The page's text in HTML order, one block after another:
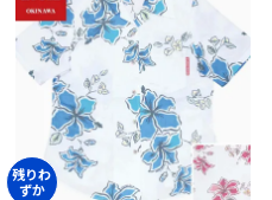
残りわ
ずか